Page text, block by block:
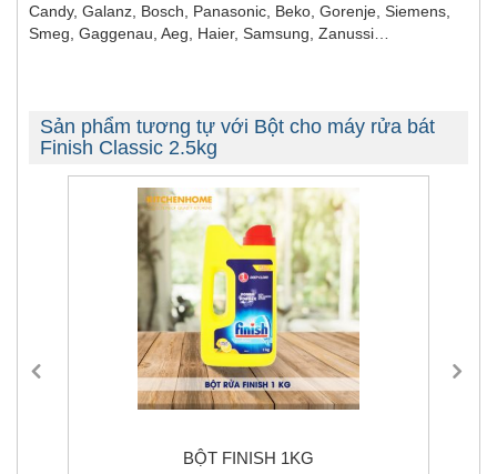
Candy, Galanz, Bosch, Panasonic, Beko, Gorenje, Siemens,
Smeg, Gaggenau, Aeg, Haier, Samsung, Zanussi…
Sản phẩm tương tự với Bột cho máy rửa bát
Finish Classic 2.5kg
BỘT FINISH 1KG